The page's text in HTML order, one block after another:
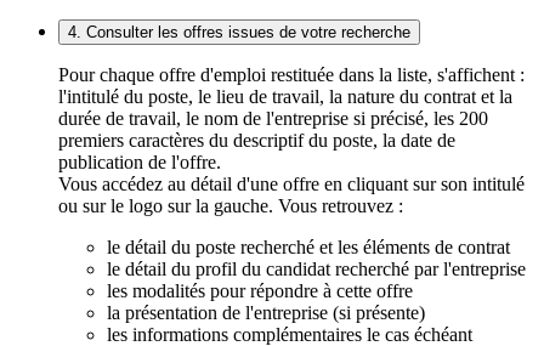
4. Consulter les offres issues de votre recherche
Pour chaque offre d'emploi restituée dans la liste, s'affichent :
l'intitulé du poste, le lieu de travail, la nature du contrat et la
durée de travail, le nom de l'entreprise si précisé, les 200
premiers caractères du descriptif du poste, la date de
publication de l'offre.
Vous accédez au détail d'une offre en cliquant sur son intitulé
ou sur le logo sur la gauche. Vous retrouvez :
le détail du poste recherché et les éléments de contrat
le détail du profil du candidat recherché par l'entreprise
les modalités pour répondre à cette offre
la présentation de l'entreprise (si présente)
les informations complémentaires le cas échéant